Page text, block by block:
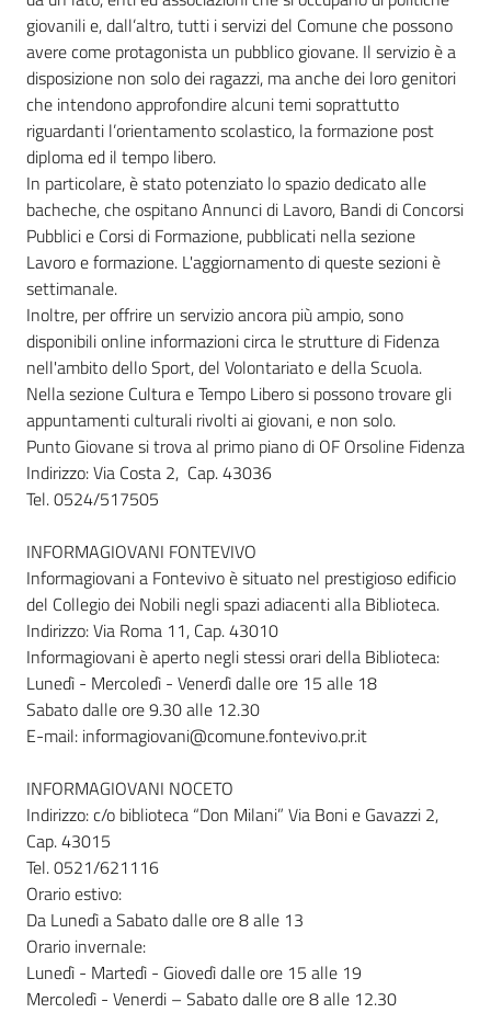
giovanili e, dall’altro, tutti i servizi del Comune che possono
avere come protagonista un pubblico giovane. Il servizio è a
disposizione non solo dei ragazzi, ma anche dei loro genitori
che intendono approfondire alcuni temi soprattutto
riguardanti l’orientamento scolastico, la formazione post
diploma ed il tempo libero.
In particolare, è stato potenziato lo spazio dedicato alle
bacheche, che ospitano Annunci di Lavoro, Bandi di Concorsi
Pubblici e Corsi di Formazione, pubblicati nella sezione
Lavoro e formazione. L'aggiornamento di queste sezioni è
settimanale.
Inoltre, per offrire un servizio ancora più ampio, sono
disponibili online informazioni circa le strutture di Fidenza
nell'ambito dello Sport, del Volontariato e della Scuola.
Nella sezione Cultura e Tempo Libero si possono trovare gli
appuntamenti culturali rivolti ai giovani, e non solo.
Punto Giovane si trova al primo piano di OF Orsoline Fidenza
Indirizzo: Via Costa 2, Cap. 43036
Tel. 0524/517505
INFORMAGIOVANI FONTEVIVO
Informagiovani a Fontevivo è situato nel prestigioso edificio
del Collegio dei Nobili negli spazi adiacenti alla Biblioteca.
Indirizzo: Via Roma 11, Cap. 43010
Informagiovani è aperto negli stessi orari della Biblioteca:
Lunedì - Mercoledì - Venerdì dalle ore 15 alle 18
Sabato dalle ore 9.30 alle 12.30
E-mail: informagiovani@comune.fontevivo.pr.it
INFORMAGIOVANI NOCETO
Indirizzo: c/o biblioteca “Don Milani” Via Boni e Gavazzi 2,
Cap. 43015
Tel. 0521/621116
Orario estivo:
Da Lunedì a Sabato dalle ore 8 alle 13
Orario invernale:
Lunedì - Martedì - Giovedì dalle ore 15 alle 19
Mercoledì - Venerdi – Sabato dalle ore 8 alle 12.30